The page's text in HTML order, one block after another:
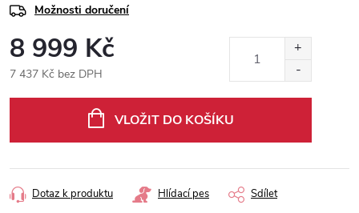
Možnosti doručení
8 999 Kč
7 437 Kč bez DPH
VLOŽIT DO KOŠÍKU
Dotaz k produktu Hlídací pes Sdílet